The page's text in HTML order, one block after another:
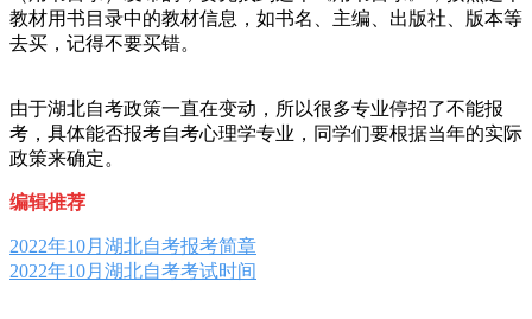
教材用书目录中的教材信息，如书名、主编、出版社、版本等
去买，记得不要买错。
由于湖北自考政策一直在变动，所以很多专业停招了不能报
考，具体能否报考自考心理学专业，同学们要根据当年的实际
政策来确定。
编辑推荐
2022年10月湖北自考报考简章
2022年10月湖北自考考试时间